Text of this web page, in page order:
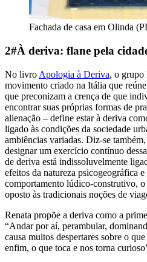
Fachada de casa em Olinda
2#À deriva: flane pela
No livro Apologia à Deriva, o grupo
movimento criado na Itália que
que preconizam a crença de que
encontrar suas próprias formas de
alienação – define estar à deriva
ligado às condições da sociedade
ambiências variadas. Diz-se
designar um exercício contínuo
de deriva está indissoluvelmente
efeitos da natureza psicogeográfica
comportamento lúdico-construtivo,
oposto às tradicionais noções de
Renata propõe a deriva como a
“Andar por aí, perambular,
causa muitos despertares sobre o
enfim, o que toca e nos torna